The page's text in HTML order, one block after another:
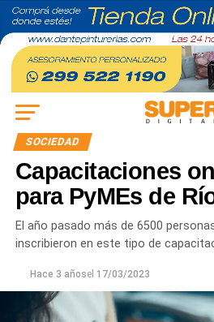
SOCIEDAD
Capacitaciones
para PyMEs de
El año pasado más de 6500
inscribieron en este tipo de
Hace 3 añosel 17/03/2023